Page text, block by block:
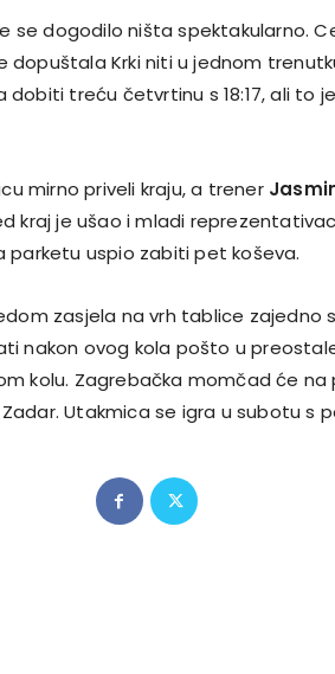
se dogodilo ništa spektakularno.
dopuštala Krki niti u jednom
dobiti treću četvrtinu s 18:17, ali to
mirno priveli kraju, a trener
kraj je ušao i mladi reprezentativac
parketu uspio zabiti pet koševa.
zasjela na vrh tablice zajedno
nakon ovog kola pošto u
kolu. Zagrebačka momčad će
Utakmica se igra u subotu s